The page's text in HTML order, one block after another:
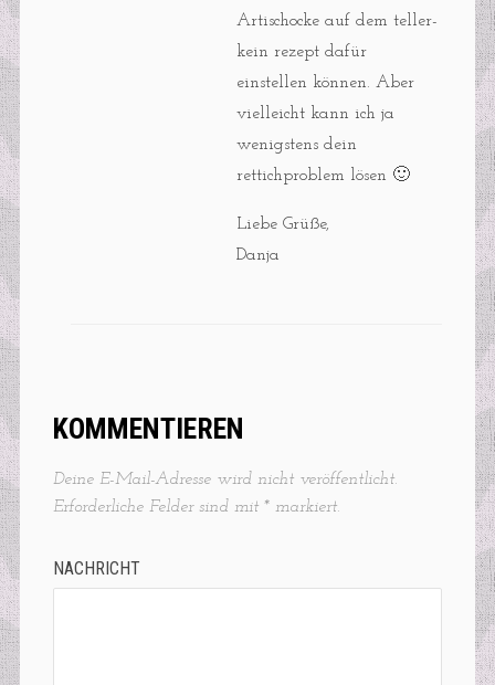
Artischocke auf dem teller-
kein rezept dafür
einstellen können. Aber
vielleicht kann ich ja
wenigstens dein
rettichproblem lösen 🙂
Liebe Grüße,
Danja
KOMMENTIEREN
Deine E-Mail-Adresse wird nicht veröffentlicht.
Erforderliche Felder sind mit *markiert.
NACHRICHT